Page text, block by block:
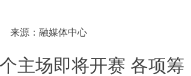
来源：融媒体中心
主场即将开赛 各项筹